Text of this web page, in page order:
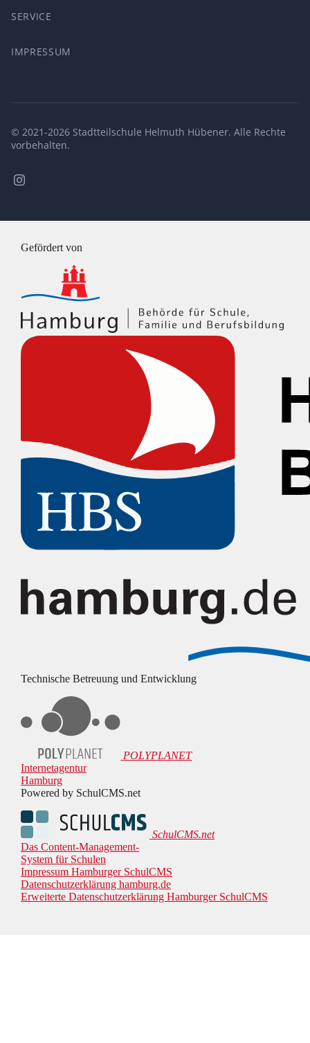
SERVICE
IMPRESSUM
© 2021-2026 Stadtteilschule Helmuth Hübener. Alle Rechte
vorbehalten.
Stadtteilschule
@
Gefördert von
Technische Betreuung und Entwicklung
POLYPLANET
Internetagentur
Hamburg
Powered by SchulCMS.net
SchulCMS.net
Das Content-Management-
System für Schulen
Impressum Hamburger SchulCMS
Datenschutzerklärung hamburg.de
Erweiterte Datenschutzerklärung Hamburger SchulCMS